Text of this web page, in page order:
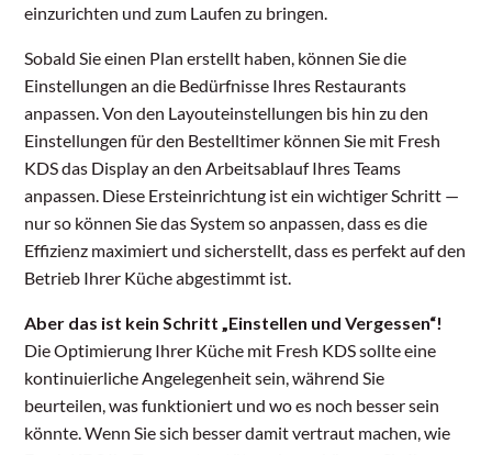
einzurichten und zum Laufen zu bringen.
Sobald Sie einen Plan erstellt haben, können Sie die
Einstellungen an die Bedürfnisse Ihres Restaurants
anpassen. Von den Layouteinstellungen bis hin zu den
Einstellungen für den Bestelltimer können Sie mit Fresh
KDS das Display an den Arbeitsablauf Ihres Teams
anpassen. Diese Ersteinrichtung ist ein wichtiger Schritt —
nur so können Sie das System so anpassen, dass es die
Effizienz maximiert und sicherstellt, dass es perfekt auf den
Betrieb Ihrer Küche abgestimmt ist.
Aber das ist kein Schritt „Einstellen und Vergessen“!
Die Optimierung Ihrer Küche mit Fresh KDS sollte eine
kontinuierliche Angelegenheit sein, während Sie
beurteilen, was funktioniert und wo es noch besser sein
könnte. Wenn Sie sich besser damit vertraut machen, wie